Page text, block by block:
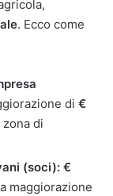
. Ecco come
di €
zona di
(soci): €
maggiorazione